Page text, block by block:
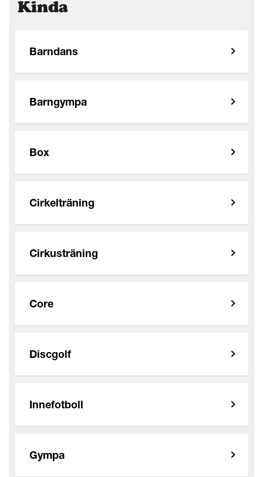
Kinda
Barndans
Barngympa
Box
Cirkelträning
Cirkusträning
Core
Discgolf
Innefotboll
Gympa